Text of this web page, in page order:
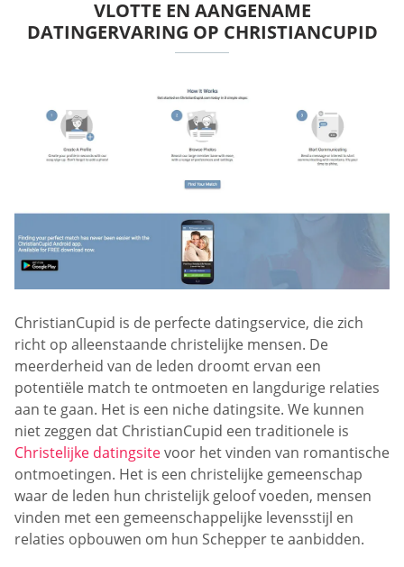
VLOTTE EN AANGENAME
DATINGERVARING OP CHRISTIANCUPID
ChristianCupid is de perfecte datingservice, die zich
richt op alleenstaande christelijke mensen. De
meerderheid van de leden droomt ervan een
potentiële match te ontmoeten en langdurige relaties
aan te gaan. Het is een niche datingsite. We kunnen
niet zeggen dat ChristianCupid een traditionele is
Christelijke datingsitevoor het vinden van romantische
ontmoetingen. Het is een christelijke gemeenschap
waar de leden hun christelijk geloof voeden, mensen
vinden met een gemeenschappelijke levensstijl en
relaties opbouwen om hun Schepper te aanbidden.